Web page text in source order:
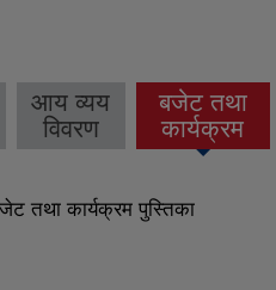
आय व्यय
विवरण
बजेट तथा
कार्यक्रम
(active tab)
तथा कार्यक्रम पुस्तिका